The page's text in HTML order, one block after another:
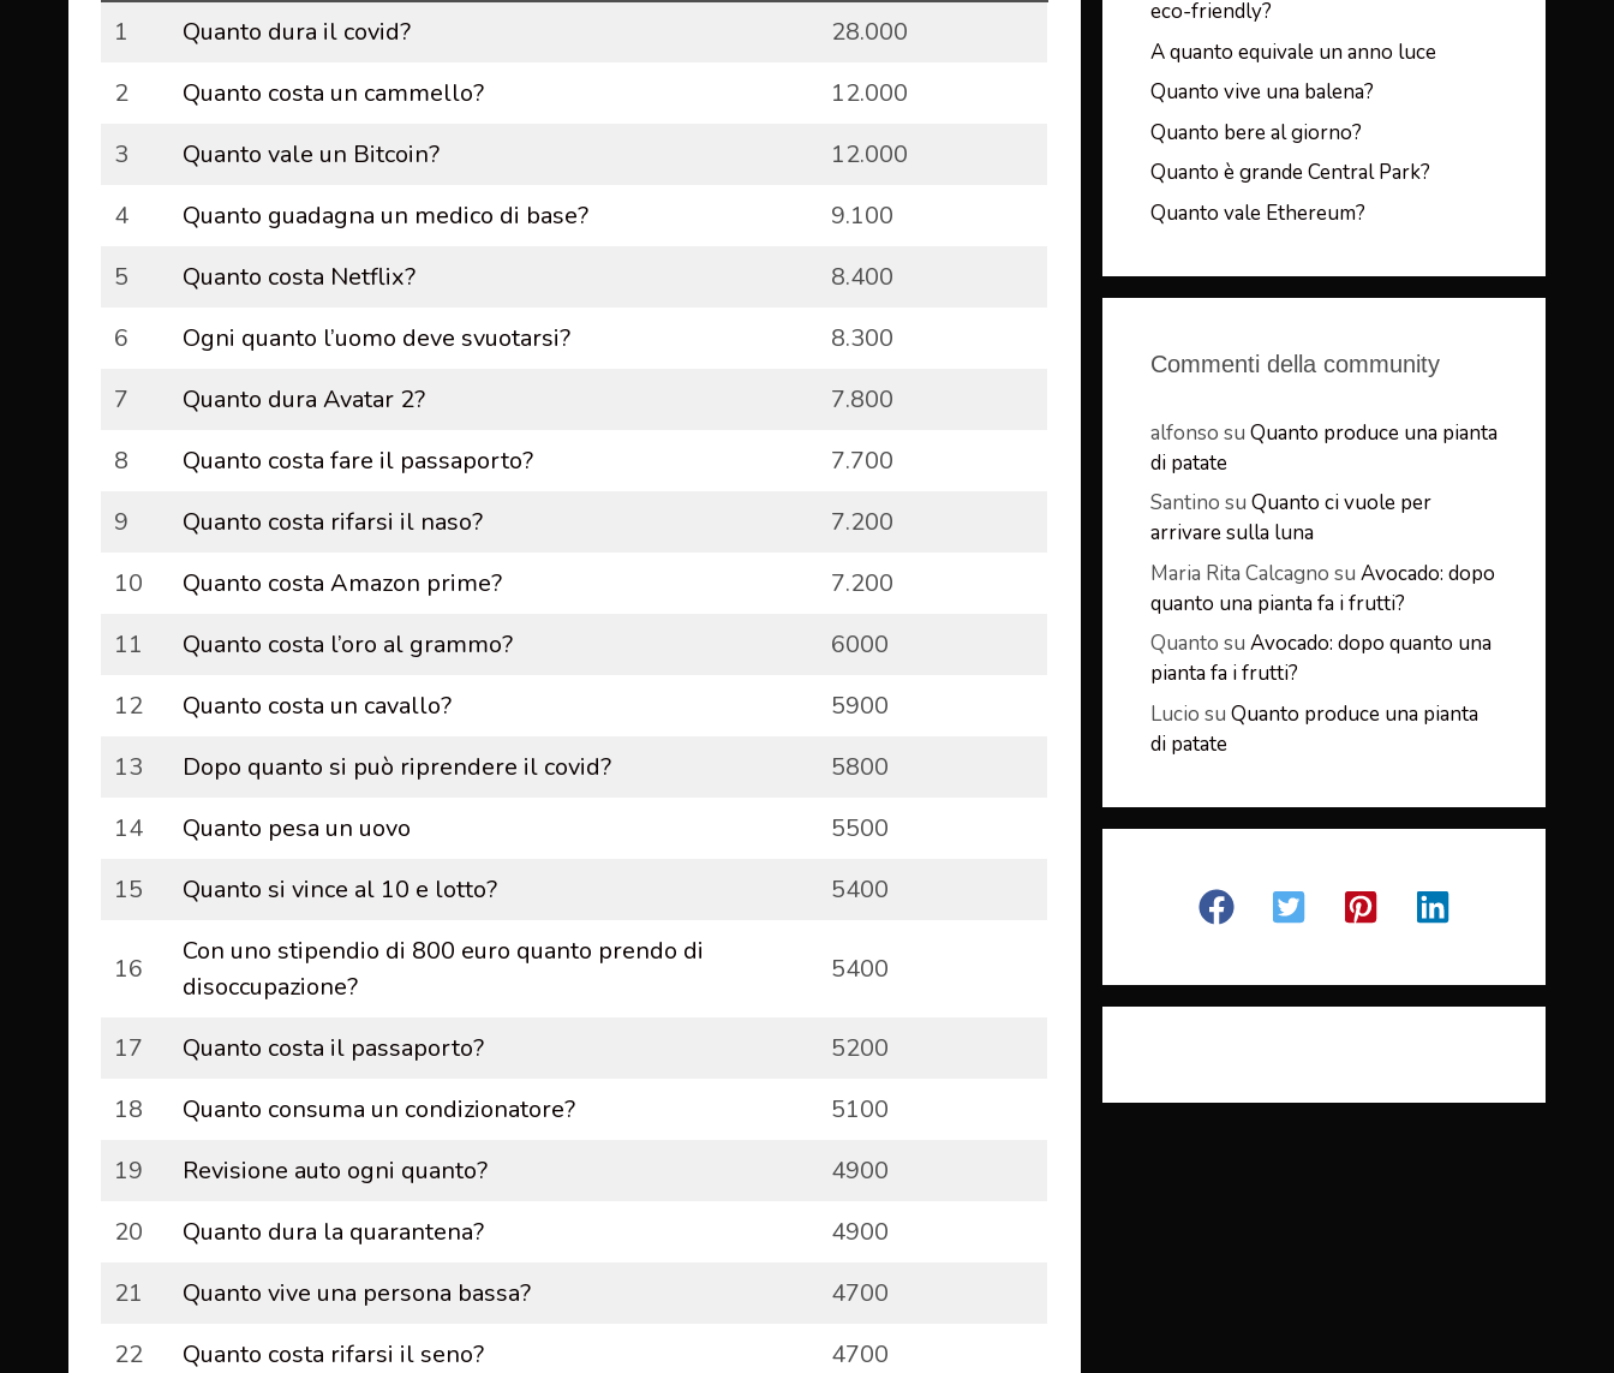
1
Quanto dura il covid?
28.000
2
Quanto costa un cammello?
12.000
3
Quanto vale un Bitcoin?
12.000
4
Quanto guadagna un medico di base?
9.100
5
Quanto costa Netflix?
8.400
6
Ogni quanto l’uomo deve svuotarsi?
8.300
7
Quanto dura Avatar 2?
7.800
8
Quanto costa fare il passaporto?
7.700
9
Quanto costa rifarsi il naso?
7.200
10
Quanto costa Amazon prime?
7.200
11
Quanto costa l’oro al grammo?
6000
12
Quanto costa un cavallo?
5900
13
Dopo quanto si può riprendere il covid?
5800
14
Quanto pesa un uovo
5500
15
Quanto si vince al 10 e lotto? 5400
16
Con uno stipendio di 800 euro quanto prendo di
disoccupazione?
5400
17 Quanto costa il passaporto?
5200
18
Quanto consuma un condizionatore?
5100
19
Revisione auto ogni quanto?
4900
20
Quanto dura la quarantena?
4900
21
Quanto vive una persona bassa?
4700
22
Quanto costa rifarsi il seno?
4700
eco-friendly?
A quanto equivale un anno luce
Quanto vive una balena?
Quanto bere al giorno?
Quanto è grande Central Park?
Quanto vale Ethereum?
Commenti della community
alfonso su Quanto produce una pianta
di patate
Santino su Quanto ci vuole per
arrivare sulla luna
Maria Rita Calcagno su Avocado: dopo
quanto una pianta fa i frutti?
Quanto su Avocado: dopo quanto una
pianta fa i frutti?
Lucio su Quanto produce una pianta
di patate